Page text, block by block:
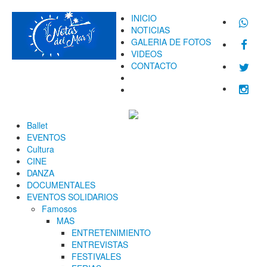
INICIO
NOTICIAS
GALERIA DE FOTOS
VIDEOS
CONTACTO
Ballet
EVENTOS
Cultura
CINE
DANZA
DOCUMENTALES
EVENTOS SOLIDARIOS
Famosos
MAS
ENTRETENIMIENTO
ENTREVISTAS
FESTIVALES